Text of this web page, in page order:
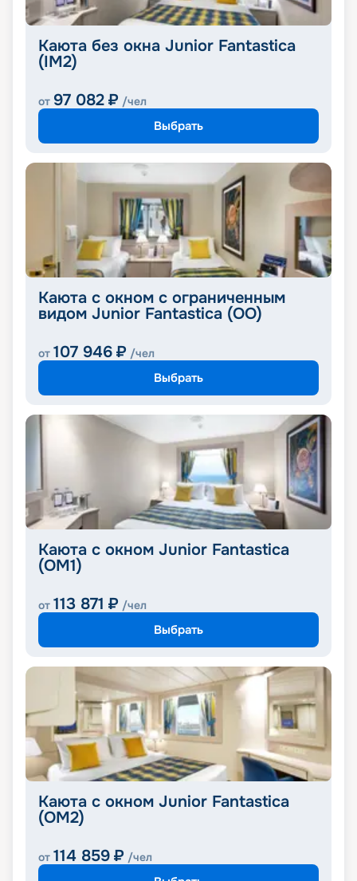
Каюта без окна Junior Fantastica
(IM2)
от 97 082 ₽ /чел
Выбрать
Каюта с окном с ограниченным
видом Junior Fantastica (OO)
от 107 946 ₽ /чел
Выбрать
Каюта с окном Junior Fantastica
(OM1)
от 113 871 ₽ /чел
Выбрать
Каюта с окном Junior Fantastica
(OM2)
от 114 859 ₽ /чел